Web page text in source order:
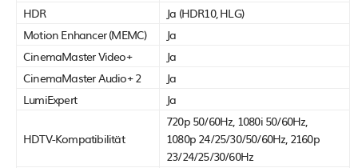
HDR
Ja (HDR10, HLG)
Motion Enhancer (MEMC)
Ja
CinemaMaster Video+
Ja
CinemaMaster Audio+ 2
Ja
LumiExpert
Ja
HDTV-Kompatibilität
720p 50/60Hz, 1080i 50/60Hz,
1080p 24/25/30/50/60Hz, 2160p
23/24/25/30/60Hz